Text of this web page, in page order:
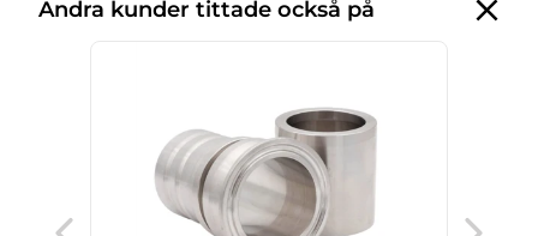
Andra kunder tittade också på